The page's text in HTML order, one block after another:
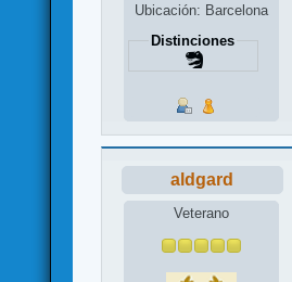
Ubicación: Barcelona
Distinciones
aldgard
Veterano